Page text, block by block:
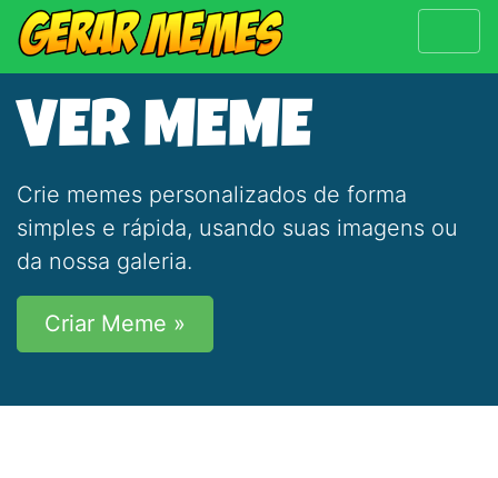
VER MEME
Crie memes personalizados de forma
simples e rápida, usando suas imagens ou
da nossa galeria.
Criar Meme »